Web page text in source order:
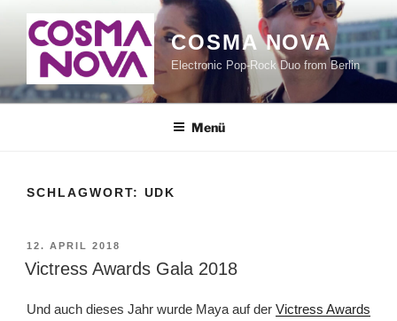
Inhalt
springen
COSMA NOVA
Electronic Pop-Rock Duo from Berlin
Menü
SCHLAGWORT: UDK
VERÖFFENTLICHT
AM
12. APRIL 2018
Victress Awards Gala 2018
Und auch dieses Jahr wurde Maya auf der Victress Awards